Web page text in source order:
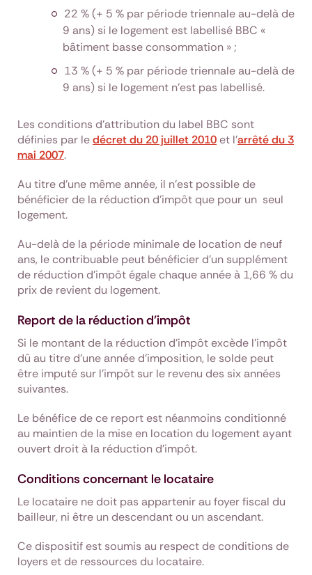
22 % (+ 5 % par période triennale au-delà de
9 ans) si le logement est labellisé BBC «
bâtiment basse consommation » ;
13 % (+ 5 % par période triennale au-delà de
9 ans) si le logement n’est pas labellisé.
Les conditions d’attribution du label BBC sont
définies par ledécret du 20 juillet 2010et l’arrêté du 3
mai 2007.
Au titre d’une même année, il n’est possible de
bénéficier de la réduction d’impôt que pour un seul
logement.
Au-delà de la période minimale de location de neuf
ans, le contribuable peut bénéficier d’un supplément
de réduction d’impôt égale chaque année à 1,66 % du
prix de revient du logement.
Report de la réduction d'impôt
Si le montant de la réduction d’impôt excède l’impôt
dû au titre d’une année d’imposition, le solde peut
être imputé sur l’impôt sur le revenu des six années
suivantes.
Le bénéfice de ce report est néanmoins conditionné
au maintien de la mise en location du logement ayant
ouvert droit à la réduction d’impôt.
Conditions concernant le locataire
Le locataire ne doit pas appartenir au foyer fiscal du
bailleur, ni être un descendant ou un ascendant.
Ce dispositif est soumis au respect de conditions de
loyers et de ressources du locataire.